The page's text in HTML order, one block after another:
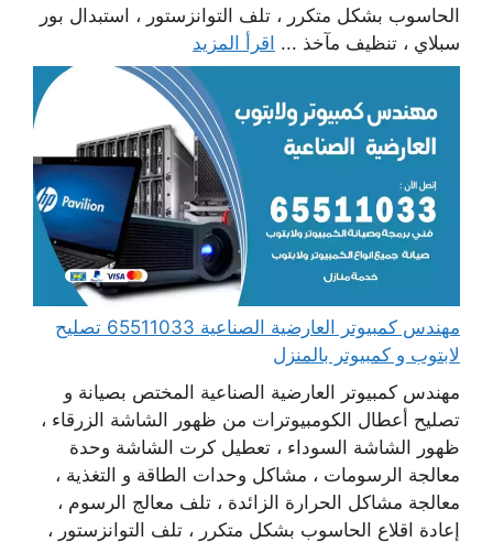
الحاسوب بشكل متكرر ، تلف التوانزستور ، استبدال بور
سبلاي ، تنظيف مآخذ ... اقرأ المزيد
مهندس كمبيوتر العارضية الصناعية 65511033 تصليح
لابتوب و كمبيوتر بالمنزل
مهندس كمبيوتر العارضية الصناعية المختص بصيانة و
تصليح أعطال الكومبيوترات من ظهور الشاشة الزرقاء ،
ظهور الشاشة السوداء ، تعطيل كرت الشاشة وحدة
معالجة الرسومات ، مشاكل وحدات الطاقة و التغذية ،
معالجة مشاكل الحرارة الزائدة ، تلف معالج الرسوم ،
إعادة اقلاع الحاسوب بشكل متكرر ، تلف التوانزستور ،